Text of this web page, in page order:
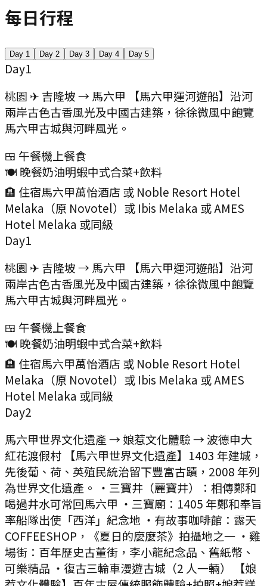
每日行程
Day 1 Day 2 Day 3 Day 4 Day 5
Day1
桃園 ✈ 吉隆坡 → 馬六甲 【馬六甲運河遊船】沿河
兩岸古色古香風光及中國古建築，徐徐微風中飽覽
馬六甲古城與河畔風光。
🍱 午餐機上餐食
🍽️ 晚餐奶油明蝦中式合菜+飲料
🏨 住宿馬六甲萬怡酒店 或 Noble Resort Hotel
Melaka（原 Novotel）或 Ibis Melaka 或 AMES
Hotel Melaka 或同級
Day1
桃園 ✈ 吉隆坡 → 馬六甲 【馬六甲運河遊船】沿河
兩岸古色古香風光及中國古建築，徐徐微風中飽覽
馬六甲古城與河畔風光。
🍱 午餐機上餐食
🍽️ 晚餐奶油明蝦中式合菜+飲料
🏨 住宿馬六甲萬怡酒店 或 Noble Resort Hotel
Melaka（原 Novotel）或 Ibis Melaka 或 AMES
Hotel Melaka 或同級
Day2
馬六甲世界文化遺產 → 娘惹文化體驗 → 波德申大
紅花渡假村 【馬六甲世界文化遺產】1403 年建城，
先後葡、荷、英殖民統治留下豐富古蹟，2008 年列
為世界文化遺產。 ・三寶井（麗寶井）：相傳鄭和
喝過井水可常回馬六甲 ・三寶廟：1405 年鄭和奉旨
率船隊出使「西洋」紀念地 ・有故事咖啡館：露天
COFFEESHOP，《夏日的麼麼茶》拍攝地之一 ・雞
場街：百年歷史古董街，李小龍紀念品、舊紙幣、
可樂精品 ・復古三輪車漫遊古城（2 人一輛） 【娘